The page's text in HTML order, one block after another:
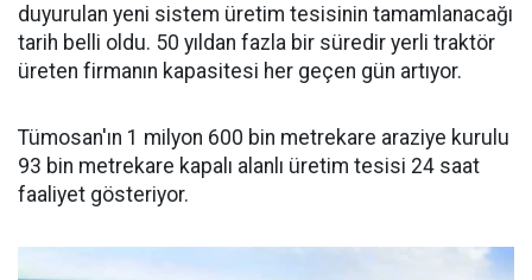
duyurulan yeni sistem üretim tesisinin tamamlanacağı
tarih belli oldu. 50 yıldan fazla bir süredir yerli traktör
üreten firmanın kapasitesi her geçen gün artıyor.
Tümosan'ın 1 milyon 600 bin metrekare araziye kurulu
93 bin metrekare kapalı alanlı üretim tesisi 24 saat
faaliyet gösteriyor.